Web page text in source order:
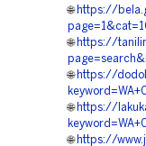
🌐 https://
🌐 https://
🌐 https://
🌐 https://
🌐 https://